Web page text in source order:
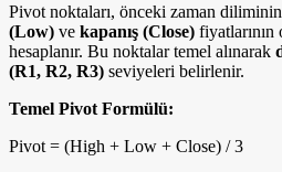
Pivot noktaları, önceki zaman diliminin
(Low) ve kapanış (Close) fiyatlarının
hesaplanır. Bu noktalar temel alınarak
(R1, R2, R3) seviyeleri belirlenir.
Temel Pivot Formülü:
Pivot = (High + Low + Close) / 3